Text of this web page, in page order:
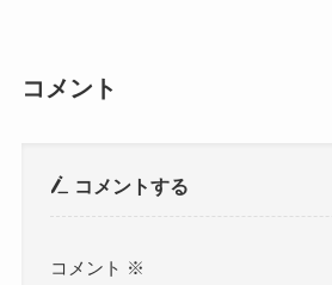
コメント
コメントする
コメント ※